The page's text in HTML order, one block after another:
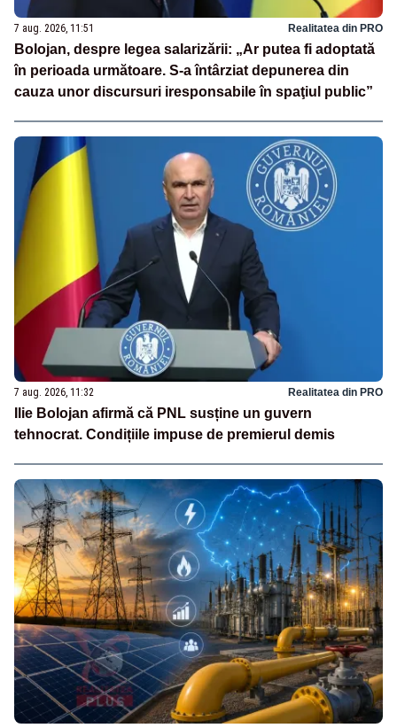
7 aug. 2026, 11:51 Realitatea din PRO
Bolojan, despre legea salarizării: „Ar putea fi adoptată
în perioada următoare. S-a întârziat depunerea din
cauza unor discursuri iresponsabile în spaţiul public”
7 aug. 2026, 11:32 Realitatea din PRO
Ilie Bolojan afirmă că PNL susține un guvern
tehnocrat. Condițiile impuse de premierul demis